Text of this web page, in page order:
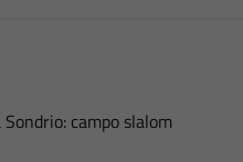
campo slalom